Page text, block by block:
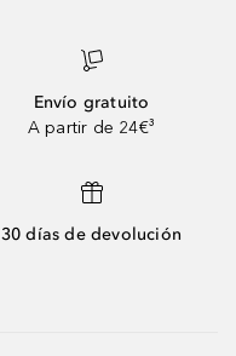
Envío gratuito
A partir de 24€³
30 días de devolución